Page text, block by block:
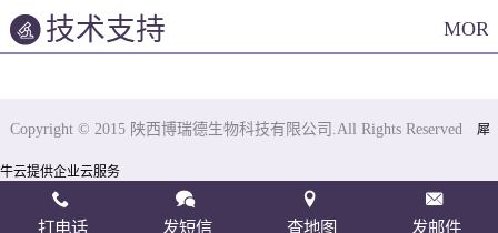
技术支持
Copyright © 2015 陕西博瑞德生物科技有限公司.All Rights Reserved 犀
牛云提供企业云服务
打电话 发短信 查地图 发邮件